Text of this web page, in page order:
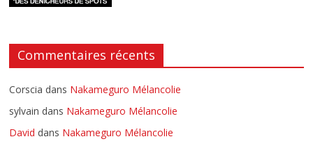
Commentaires récents
Corscia dans Nakameguro Mélancolie
sylvain dans Nakameguro Mélancolie
David dans Nakameguro Mélancolie